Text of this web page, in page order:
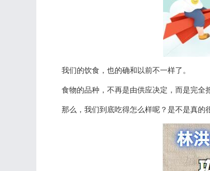
我们的饮食，也的确和以前不一样了。
食物的品种，不再是由供应决定，而是完全
那么，我们到底吃得怎么样呢？是不是真的